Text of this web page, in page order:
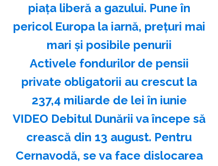
piața liberă a gazului. Pune în
pericol Europa la iarnă, prețuri mai
mari și posibile penurii
Activele fondurilor de pensii
private obligatorii au crescut la
237,4 miliarde de lei în iunie
VIDEO Debitul Dunării va începe să
crească din 13 august. Pentru
Cernavodă, se va face dislocarea